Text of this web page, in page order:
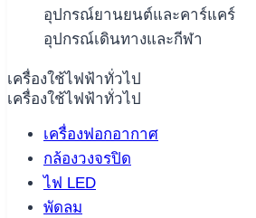
อุปกรณ์ยานยนต์และคาร์แคร์
อุปกรณ์เดินทางและกีฬา
เครื่องใช้ไฟฟ้าทั่วไป
เครื่องใช้ไฟฟ้าทั่วไป
เครื่องฟอกอากาศ
กล้องวงจรปิด
ไฟ LED
พัดลม